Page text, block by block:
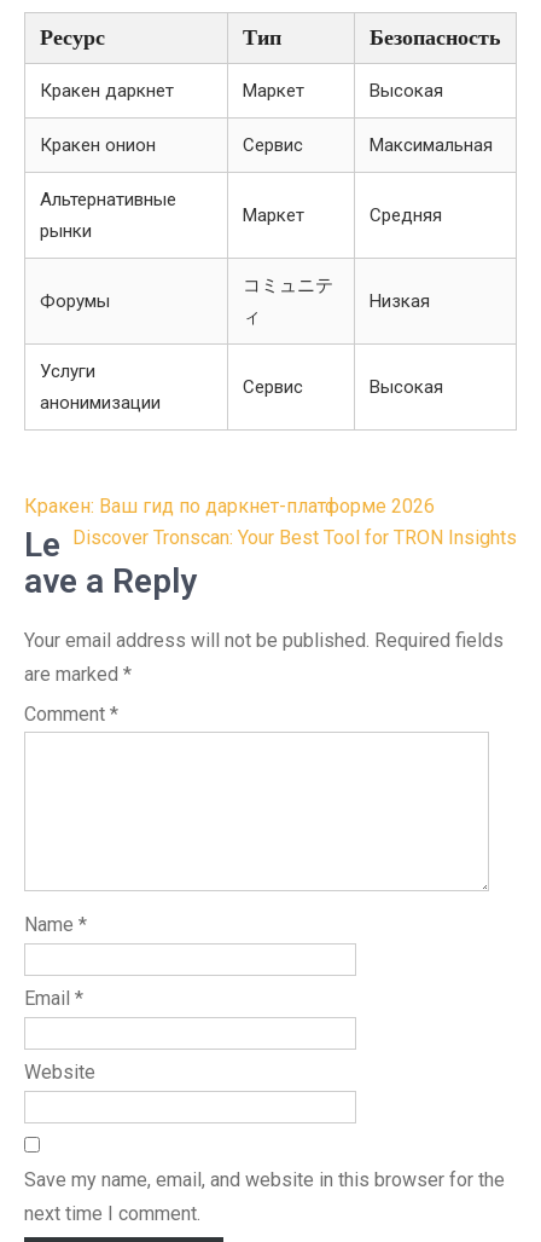
Ресурс Тип Безопасность
Кракен даркнет Маркет Высокая
Кракен онион Сервис Максимальная
Альтернативные
рынки
Маркет Средняя
Форумы
コミュニテ
ィ
Низкая
Услуги
анонимизации
Сервис Высокая
Post
navigation
Кракен: Ваш гид по даркнет-платформе 2026
Discover Tronscan: Your Best Tool for TRON Insights
Le
ave a Reply
Your email address will not be published. Required fields
are marked *
Comment *
Name *
Email *
Website
Save my name, email, and website in this browser for the
next time I comment.